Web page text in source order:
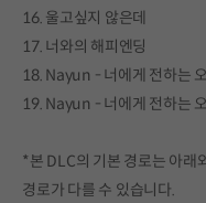
16. 울고싶지 않은데
17. 너와의 해피엔딩
18. Nayun - 너에게 전하는
19. Nayun - 너에게 전하는
*본 DLC의 기본 경로는 아래
경로가 다를 수 있습니다.